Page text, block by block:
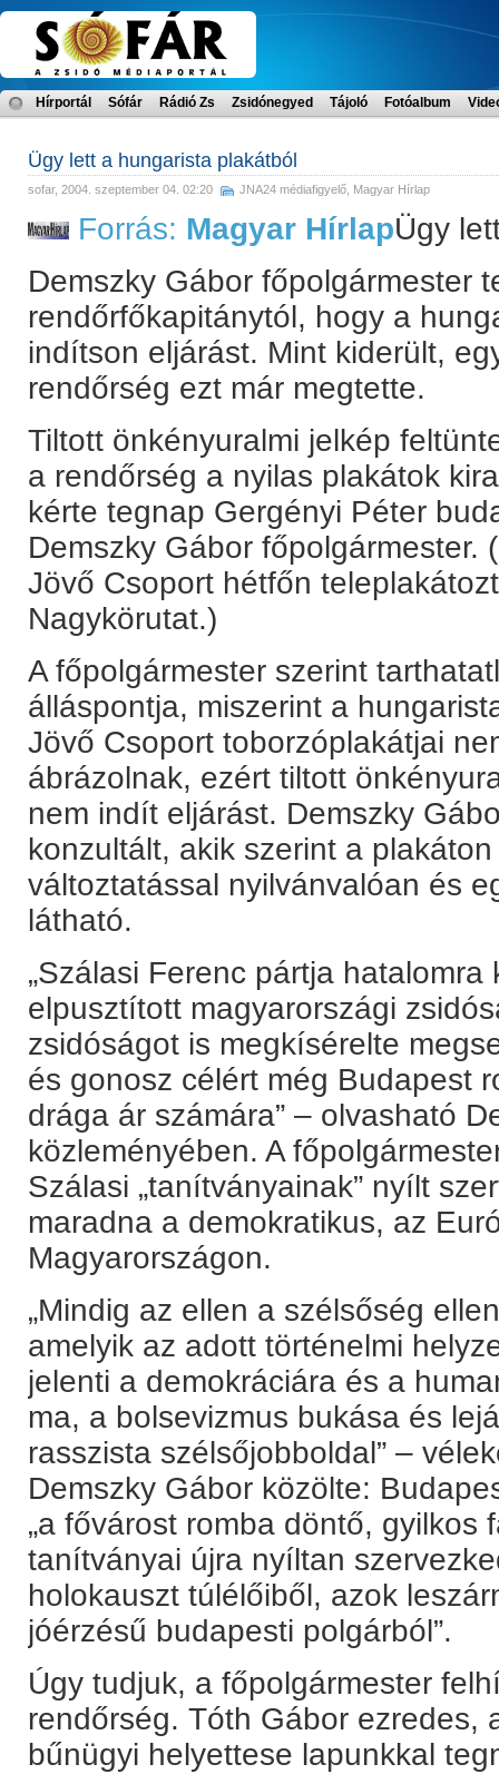
Hírportál Sófár Rádió Zs Zsidónegyed Tájoló Fotóalbum
Ügy lett a hungarista plakátból
sofar, 2004. szeptember 04. 02:20 JNA24 médiafigyelő Magyar Hírlap
Forrás: Magyar HírlapÜgy
Demszky Gábor főpolgármester
rendőrfőkapitánytól, hogy a
indítson eljárást. Mint kiderült,
rendőrség ezt már megtette.
Tiltott önkényuralmi jelkép
a rendőrség a nyilas plakátok
kérte tegnap Gergényi Péter
Demszky Gábor főpolgármester.
Jövő Csoport hétfőn
Nagykörutat.)
A főpolgármester szerint
álláspontja, miszerint a
Jövő Csoport toborzóplakátjai
ábrázolnak, ezért tiltott
nem indít eljárást. Demszky
konzultált, akik szerint a
változtatással nyilvánvalóan és
látható.
„Szálasi Ferenc pártja
elpusztított magyarországi
zsidóságot is megkísérelte
és gonosz célért még Budapest
drága ár számára” – olvasható
közleményében. A
Szálasi „tanítványainak” nyílt
maradna a demokratikus, az
Magyarországon.
„Mindig az ellen a szélsőség
amelyik az adott történelmi
jelenti a demokráciára és a
ma, a bolsevizmus bukása és
rasszista szélsőjobboldal” –
Demszky Gábor közölte:
„a fővárost romba döntő, gyilkos
tanítványai újra nyíltan
holokauszt túlélőiből, azok
jóérzésű budapesti polgárból”.
Úgy tudjuk, a főpolgármester
rendőrség. Tóth Gábor ezredes,
bűnügyi helyettese lapunkkal